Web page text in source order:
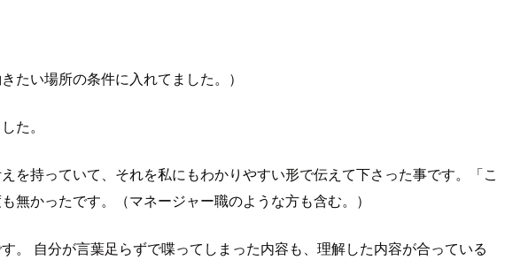
たい場所の条件に入れてました。）
た。
持っていて、それを私にもわかりやすい形で伝えて下さった事です。「こ
かったです。（マネージャー職のような方も含む。）
。 自分が言葉足らずで喋ってしまった内容も、理解した内容が合っている